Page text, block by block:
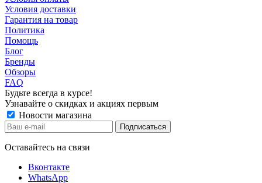
Условия доставки
Гарантия на товар
Политика
Помощь
Блог
Бренды
Обзоры
FAQ
Будьте всегда в курсе!
Узнавайте о скидках и акциях первым
Новости магазина
Оставайтесь на связи
Вконтакте
WhatsApp